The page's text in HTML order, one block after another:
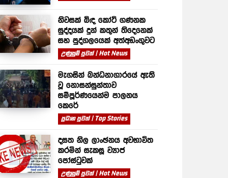
නිවසක් බිඳ කෝටි ගණනක
සුද්දයක් දුන් කතුන් තිදෙනෙක්
සහ පුද්ගලයෙක් අත්අඩංගුවට
උණුසුම් පුවත් | Hot News
මැගසින් බන්ධනාගාරයේ ඇති
වූ නොසන්සුන්තාව
සම්පූර්ණයෙන්ම පාලනය
කෙරේ
ප්‍රධාන පුවත් | Top Stories
දසත නිල ලාංඡනය අවභාවිත
කරමින් සැකසූ ව්‍යාජ
පෝස්ටුවක්
උණුසුම් පුවත් | Hot News